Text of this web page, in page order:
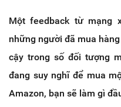
Một feedback từ mạng
những người đã mua
cậy trong số đối tượng
đang suy nghĩ để mua
Amazon, bạn sẽ làm gì